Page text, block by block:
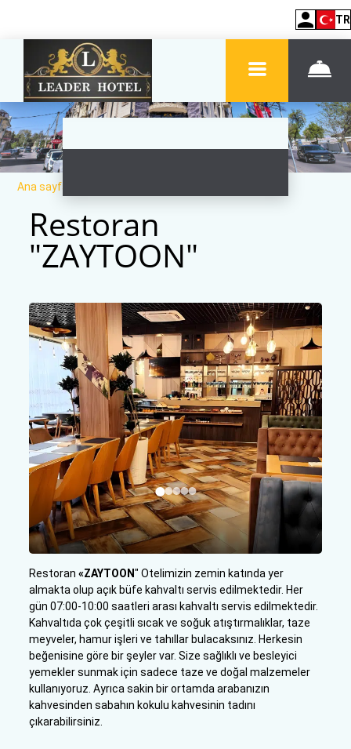
TR
Ana sayfa
Restoran
"ZAYTOON"
Restoran«ZAYTOON" Otelimizin zemin katında yer
almakta olup açık büfe kahvaltı servis edilmektedir. Her
gün 07:00-10:00 saatleri arası kahvaltı servis edilmektedir.
Kahvaltıda çok çeşitli sıcak ve soğuk atıştırmalıklar, taze
meyveler, hamur işleri ve tahıllar bulacaksınız. Herkesin
beğenisine göre bir şeyler var. Size sağlıklı ve besleyici
yemekler sunmak için sadece taze ve doğal malzemeler
kullanıyoruz. Ayrıca sakin bir ortamda arabanızın
kahvesinden sabahın kokulu kahvesinin tadını
çıkarabilirsiniz.